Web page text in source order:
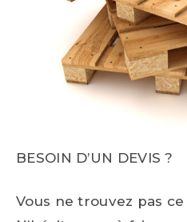
BESOIN D’UN DEVIS ?
Vous ne trouvez pas ce